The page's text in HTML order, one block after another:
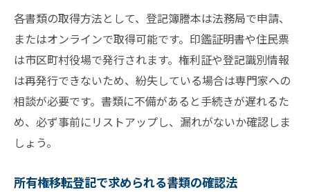
各書類の取得方法として、登記簿謄本は法務局で申請、
またはオンラインで取得可能です。印鑑証明書や住民票
は市区町村役場で発行されます。権利証や登記識別情報
は再発行できないため、紛失している場合は専門家への
相談が必要です。書類に不備があると手続きが遅れるた
め、必ず事前にリストアップし、漏れがないか確認しま
しょう。
所有権移転登記で求められる書類の確認法